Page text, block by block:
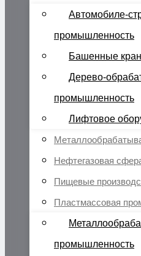
Автомобиле-
промышленность
Башенные
Дерево-
промышленность
Лифтовое
Нефтегазовая
Пищевые
Пластмассовая
промышленность